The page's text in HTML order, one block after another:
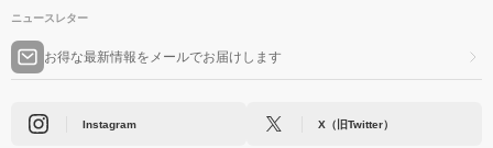
ニュースレター
お得な最新情報をメールでお届けします
Instagram X（旧Twitter）